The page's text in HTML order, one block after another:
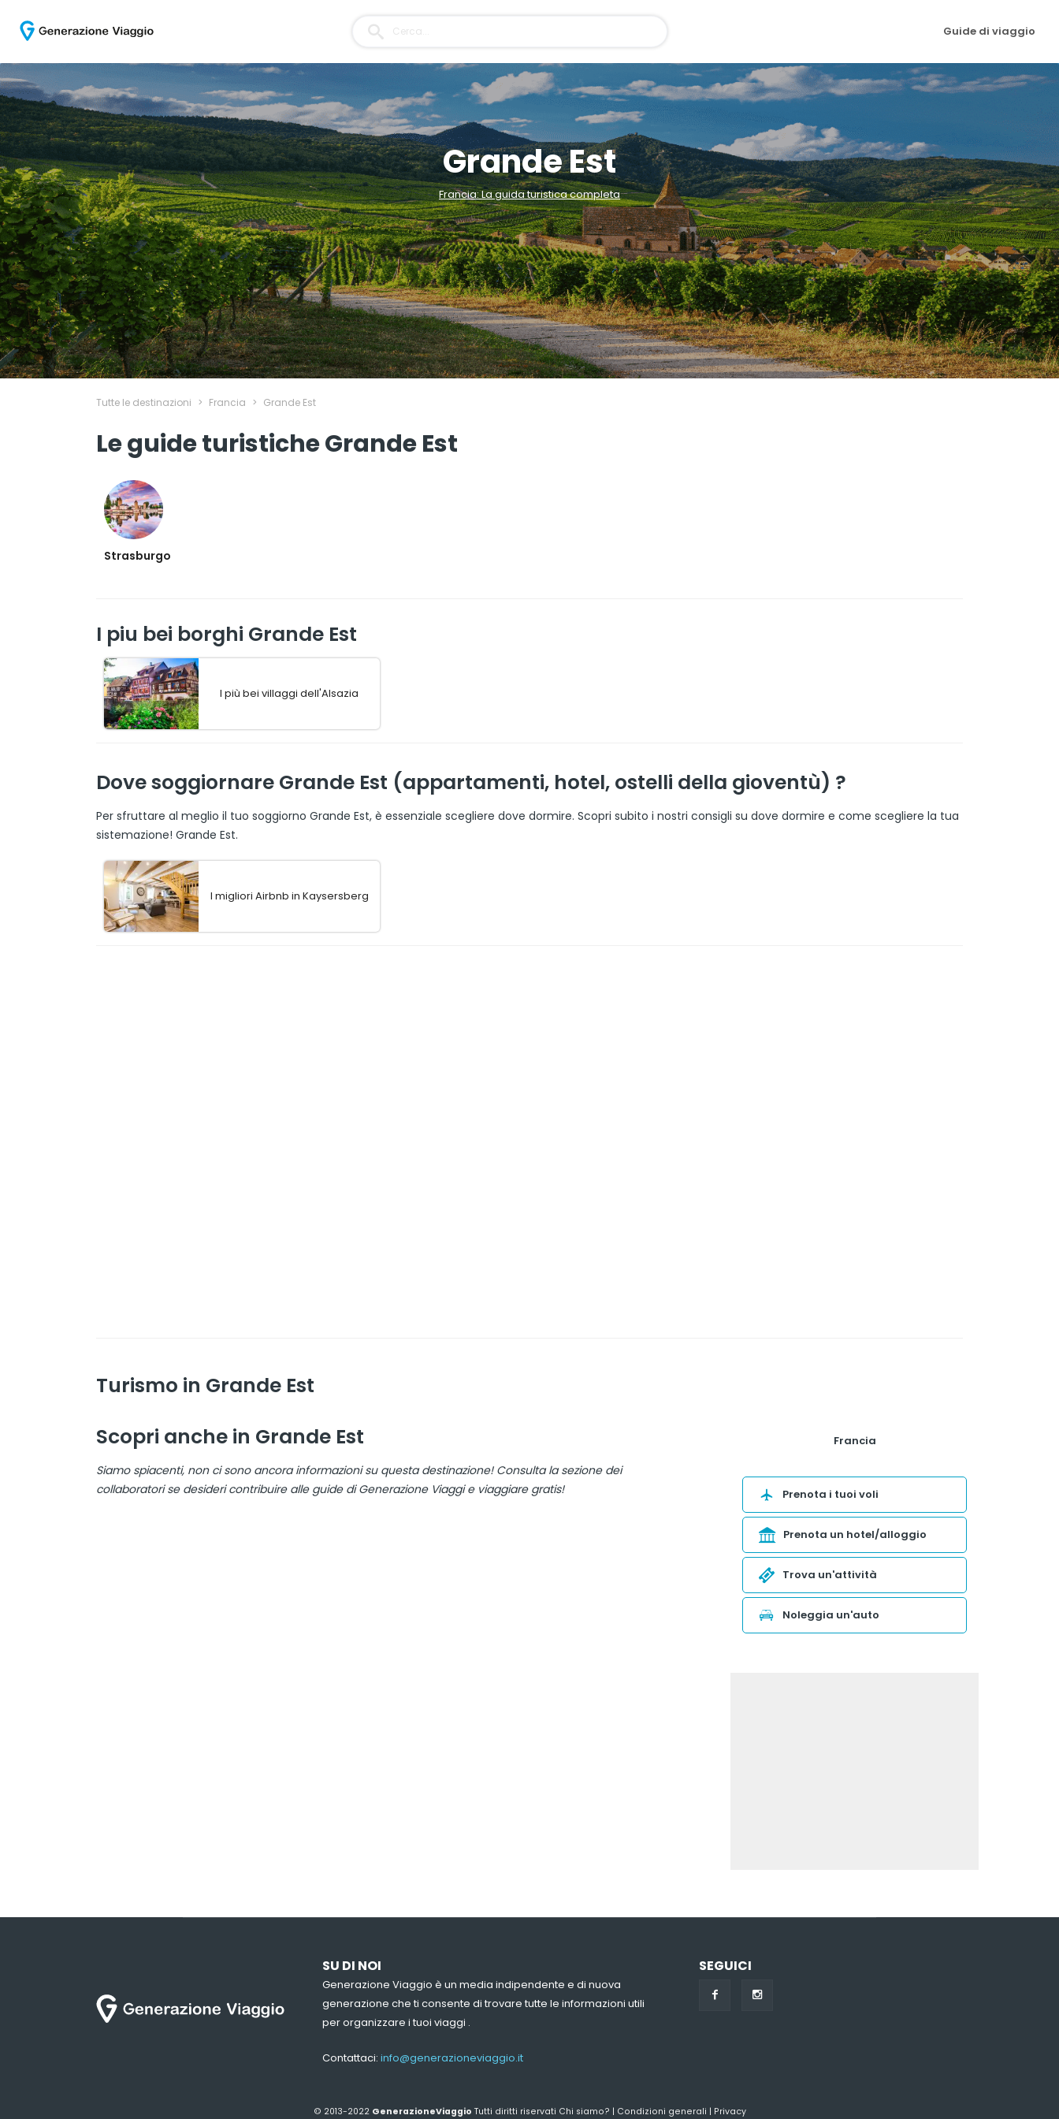
Guide di viaggio
Grande Est
Francia: La guida turistica completa
Tutte le destinazioni > Francia > Grande Est
Le guide turistiche Grande Est
Strasburgo
I piu bei borghi Grande Est
I più bei villaggi dell'Alsazia
Dove soggiornare Grande Est (appartamenti, hotel, ostelli della gioventù) ?
Per sfruttare al meglio il tuo soggiorno Grande Est, è essenziale scegliere dove dormire. Scopri subito i nostri consigli su dove dormire e come scegliere la tua
sistemazione! Grande Est.
I migliori Airbnb in Kaysersberg
Turismo in Grande Est
Scopri anche in Grande Est
Siamo spiacenti, non ci sono ancora informazioni su questa destinazione! Consulta la sezione dei
collaboratori se desideri contribuire alle guide di Generazione Viaggi e viaggiare gratis!
Francia
Prenota i tuoi voli
Prenota un hotel/alloggio
Trova un'attività
Noleggia un'auto
SU DI NOI
Generazione Viaggio è un media indipendente e di nuova
generazione che ti consente di trovare tutte le informazioni utili
per organizzare i tuoi viaggi .
Contattaci: info@generazioneviaggio.it
SEGUICI
© 2013-2022 GenerazioneViaggio Tutti diritti riservati Chi siamo? | Condizioni generali | Privacy